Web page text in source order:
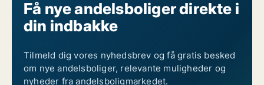
Få nye andelsboliger direkte i
din indbakke
Tilmeld dig vores nyhedsbrev og få gratis besked
om nye andelsboliger, relevante muligheder og
nyheder fra andelsboligmarkedet.